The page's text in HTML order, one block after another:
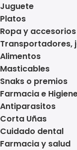
Juguete
Platos
Ropa y accesorios
Transportadores,
Alimentos
Masticables
Snaks o premios
Farmacia e
Antiparasitos
Corta Uñas
Cuidado dental
Farmacia y salud